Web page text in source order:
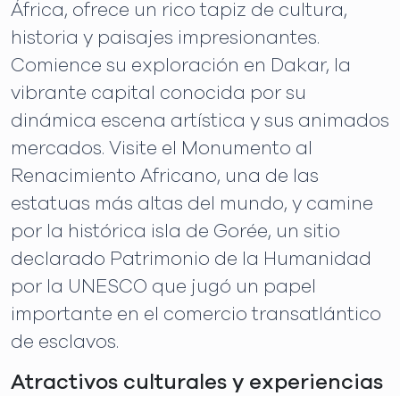
África, ofrece un rico tapiz de cultura,
historia y paisajes impresionantes.
Comience su exploración en Dakar, la
vibrante capital conocida por su
dinámica escena artística y sus animados
mercados. Visite el Monumento al
Renacimiento Africano, una de las
estatuas más altas del mundo, y camine
por la histórica isla de Gorée, un sitio
declarado Patrimonio de la Humanidad
por la UNESCO que jugó un papel
importante en el comercio transatlántico
de esclavos.
Atractivos culturales y experiencias